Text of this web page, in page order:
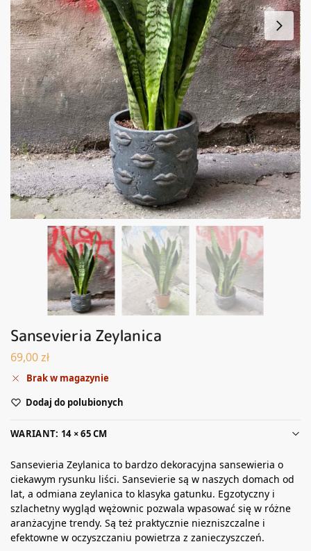
Sansevieria Zeylanica
69,00zł
Brak w magazynie
Dodaj do polubionych
WARIANT: 14 × 65 CM
Sansevieria Zeylanica to bardzo dekoracyjna sansewieria o
ciekawym rysunku liści. Sansevierie są w naszych domach od
lat, a odmiana zeylanica to klasyka gatunku. Egzotyczny i
szlachetny wygląd wężownic pozwala wpasować się w różne
aranżacyjne trendy. Są też praktycznie niezniszczalne i
efektowne w oczyszczaniu powietrza z zanieczyszczeń.